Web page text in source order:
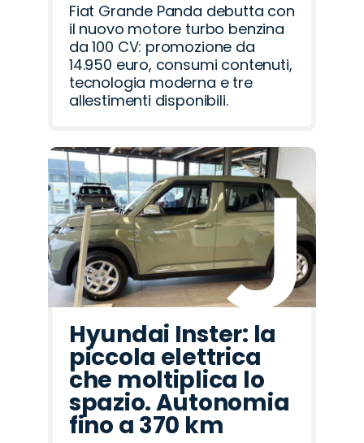
Fiat Grande Panda debutta con
il nuovo motore turbo benzina
da 100 CV: promozione da
14.950 euro, consumi contenuti,
tecnologia moderna e tre
allestimenti disponibili.
Hyundai Inster: la
piccola elettrica
che moltiplica lo
spazio. Autonomia
fino a 370 km